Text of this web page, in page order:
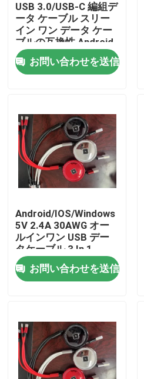
家
プロダクト
私達について
工場旅行
品質管理
私達に連絡しなさい
古着ファッション
プライマリー子供服
USB 3.0/USB-C 編組デ
ータ ケーブル スリー
イン ワン データ ケー
ブルの互換性 Android
IOS Windows
お問い合わせを送信
Android/IOS/Windows
5V 2.4A 30AWG オー
ルインワン USB デー
タケーブル 3 In 1
お問い合わせを送信